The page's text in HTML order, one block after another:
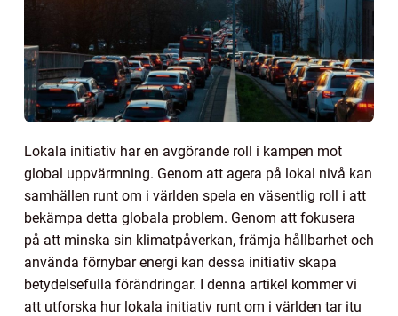
Lokala initiativ har en avgörande roll i kampen mot
global uppvärmning. Genom att agera på lokal nivå kan
samhällen runt om i världen spela en väsentlig roll i att
bekämpa detta globala problem. Genom att fokusera
på att minska sin klimatpåverkan, främja hållbarhet och
använda förnybar energi kan dessa initiativ skapa
betydelsefulla förändringar. I denna artikel kommer vi
att utforska hur lokala initiativ runt om i världen tar itu